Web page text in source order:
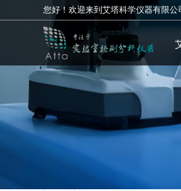
您好！欢迎来到艾塔科学仪器有限公